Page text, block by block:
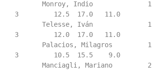
3         12.5  17.0   11.0
3         12.0  17.0   11.0
3         10.5  15.5    9.0